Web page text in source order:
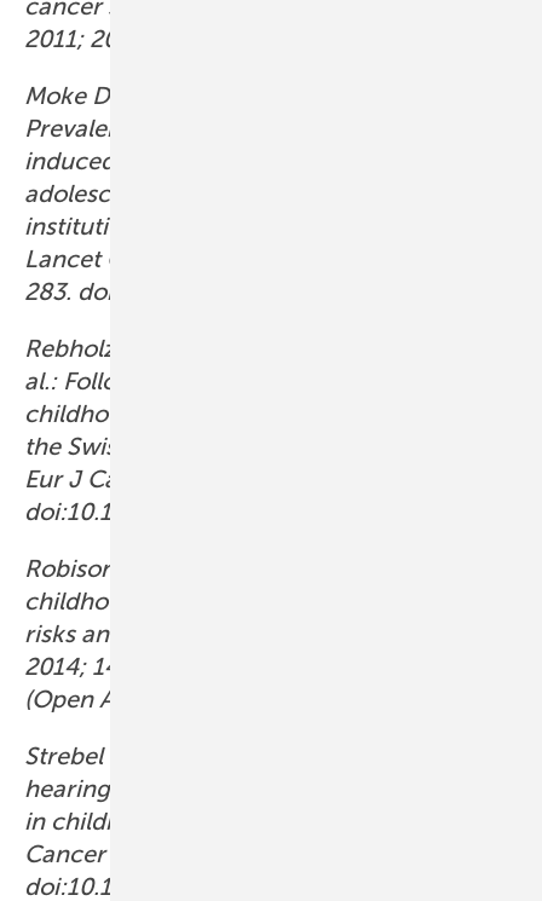
cancer survivor study. Psychooncology
2011; 20: 1034–1043. doi:10.1002/pon.1823.
Moke DJ, Luo C, Millstein J et al.:
Prevalence and risk factors for cisplatin-
induced hearing loss in children,
adolescents, and young adults: a multi-
institutional North American cohort study.
Lancet Child Adolesc Health 2021; 5: 274–
283. doi:10.1016/S2352-4642(21)00020-1.
Rebholz CE, von der Weid NX, Michel G et
al.: Follow-up care amongst long-term
childhood cancer survivors: a report from
the Swiss Childhood Cancer Survivor Study.
Eur J Cancer 2011; 47: 221–229.
doi:10.1016/j.ejca.2010.09.017.
Robison LL, Hudson MM: Survivors of
childhood and adolescent cancer: life-long
risks and responsibilities. Nat Rev Cancer
2014; 14: 61–70. doi:10.1038/nrc3634
(Open Access).
Strebel S, Mader L, Sláma T et al.: Severity of
hearing loss after platinum chemotherapy
in childhood cancer survivors. Pediatr Blood
Cancer 2022; 69: e29755.
doi:10.1002/pbc.29755 (Open Access).